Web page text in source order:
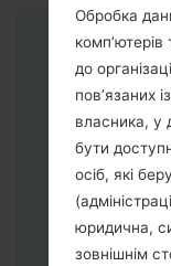
Обробка
комп’ютерів
до
пов’язаних
власника, у
бути
осіб, які
юридична,
зовнішнім